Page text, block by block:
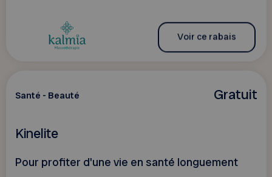
Voir ce rabais
Gratuit
Santé - Beauté
Kinelite
Pour profiter d'une vie en santé longuement